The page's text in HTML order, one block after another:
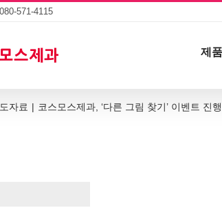
571-4115
제
자료 | 코스모스제과, ‘다른 그림 찾기’ 이벤트 진행